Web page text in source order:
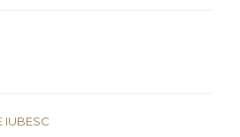
IUBESC